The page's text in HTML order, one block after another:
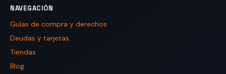
NAVEGACIÓN
Guías de compra y derechos
Deudas y tarjetas
Tiendas
Blog